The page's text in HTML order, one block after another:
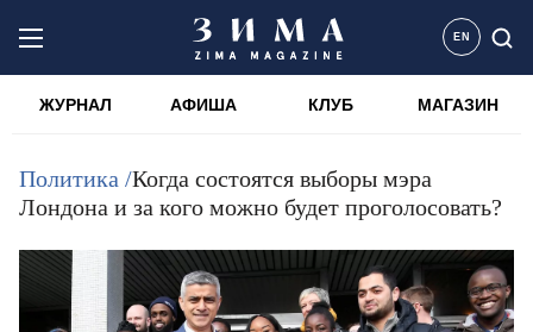
EN
ЖУРНАЛ АФИША КЛУБ МАГАЗИН
Политика /Когда состоятся выборы мэра
Лондона и за кого можно будет проголосовать?